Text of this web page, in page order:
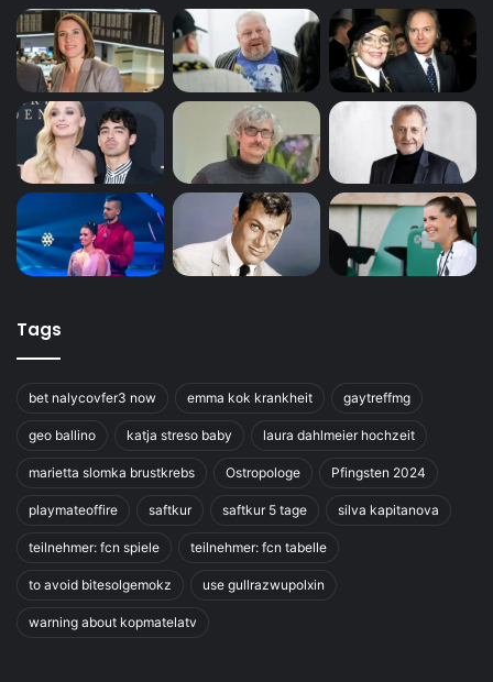
Tags
bet nalycovfer3 now emma kok krankheit gaytreffmg
geo ballino katja streso baby laura dahlmeier hochzeit
marietta slomka brustkrebs Ostropologe Pfingsten 2024
playmateoffire saftkur saftkur 5 tage silva kapitanova
teilnehmer: fcn spiele teilnehmer: fcn tabelle
to avoid bitesolgemokz use gullrazwupolxin
warning about kopmatelatv